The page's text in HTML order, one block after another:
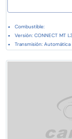
Combustible:
Versión: CONNECT MT
Transmisión: Automática